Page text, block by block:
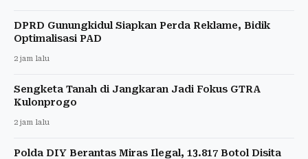
DPRD Gunungkidul Siapkan Perda Reklame, Bidik
Optimalisasi PAD
2 jam lalu
Sengketa Tanah di Jangkaran Jadi Fokus GTRA
Kulonprogo
2 jam lalu
Polda DIY Berantas Miras Ilegal, 13.817 Botol Disita